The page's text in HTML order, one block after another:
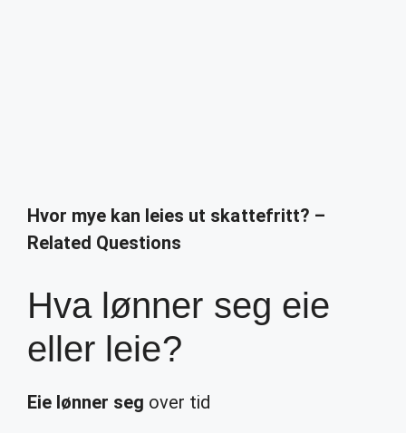
Hvor mye kan leies ut skattefritt? –
Related Questions
Hva lønner seg eie
eller leie?
Eie lønner seg over tid